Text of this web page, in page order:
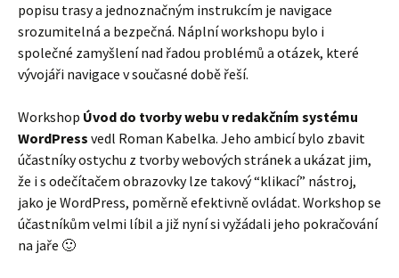
popisu trasy a jednoznačným instrukcím je navigace
srozumitelná a bezpečná. Náplní workshopu bylo i
společné zamyšlení nad řadou problémů a otázek, které
vývojáři navigace v současné době řeší.
Workshop Úvod do tvorby webu v redakčním systému
WordPress vedl Roman Kabelka. Jeho ambicí bylo zbavit
účastníky ostychu z tvorby webových stránek a ukázat jim,
že i s odečítačem obrazovky lze takový “klikací” nástroj,
jako je WordPress, poměrně efektivně ovládat. Workshop se
účastníkům velmi líbil a již nyní si vyžádali jeho pokračování
na jaře 🙂